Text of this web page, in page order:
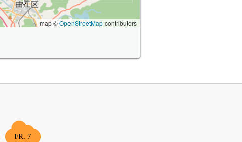
map ©OpenStreetMapcontributors
FR. 7